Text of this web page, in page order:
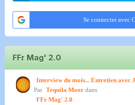
Se connecter avec
FFr Mag' 2.0
Interview du mois... Entretien avec
Par Tequila Moor dans
FFr Mag' 2.0